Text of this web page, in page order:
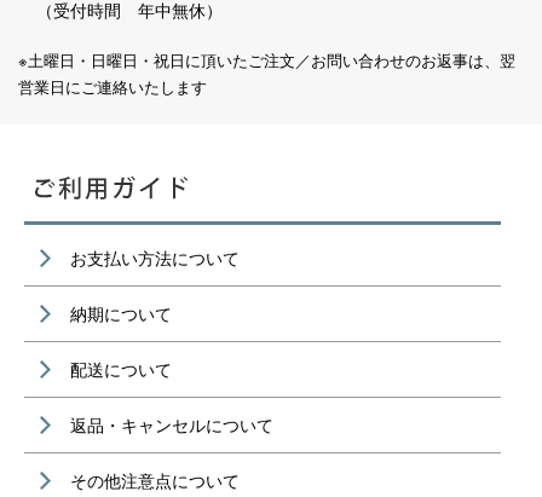
（受付時間 年中無休）
※土曜日・日曜日・祝日に頂いたご注文／お問い合わせのお返事は、翌
営業日にご連絡いたします
お支払い方法について
納期について
配送について
返品・キャンセルについて
その他注意点について